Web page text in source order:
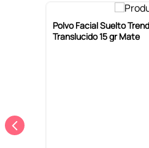
Polvo Facial Suelto
Translucido 15 gr Mate